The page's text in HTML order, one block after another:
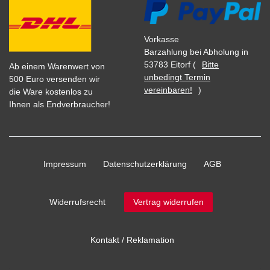
Ab einem Warenwert von
500 Euro versenden wir
die Ware kostenlos zu
Ihnen als Endverbraucher!
Vorkasse
Barzahlung bei Abholung in
53783 Eitorf (
Bitte
unbedingt Termin
vereinbaren!
)
Impressum Daten­schutz­erklärung AGB
Widerrufs­recht Vertrag widerrufen
Kontakt / Reklamation